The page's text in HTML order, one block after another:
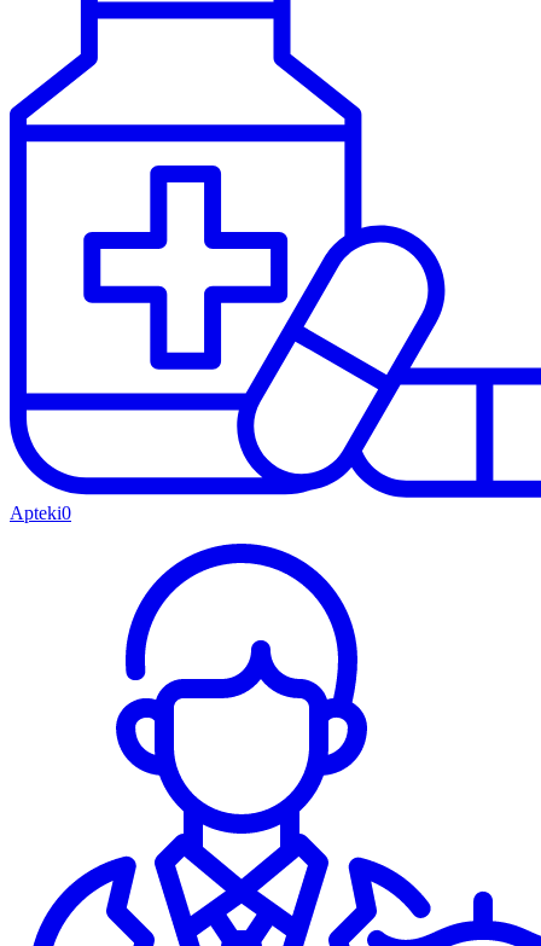
Apteki0